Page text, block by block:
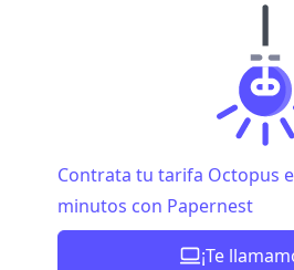
Contrata tu tarifa Octopus
minutos con Papernest
¡Te